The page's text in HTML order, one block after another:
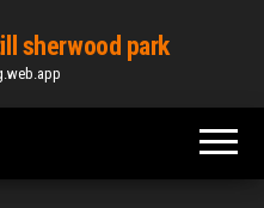
sherwood park